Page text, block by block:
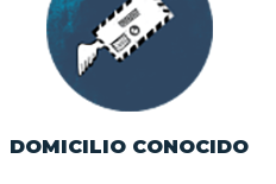
Servicio Postal
Mexicano: carteros,
timbres, cartas que
abrieron horizontes.
DOMICILIO CONOCIDO